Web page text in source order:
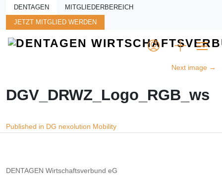
Skip to main content
DENTAGEN MITGLIEDERBEREICH
JETZT MITGLIED WERDEN
Next image →
DGV_DRWZ_Logo_RGB_ws
Beitragsnavigation
Published in DG nexolution Mobility
DENTAGEN Wirtschaftsverbund eG